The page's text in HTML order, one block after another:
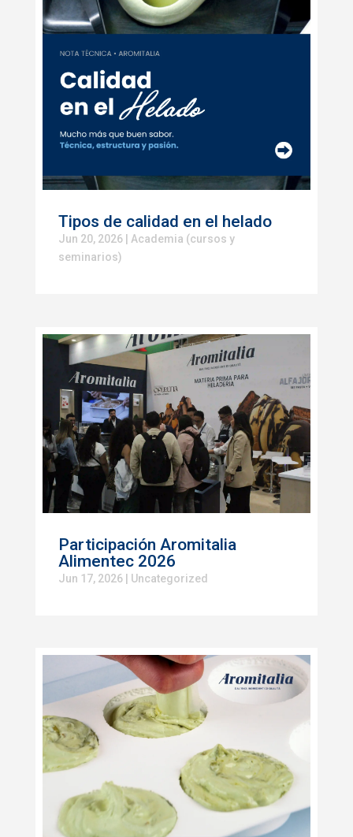
Tipos de calidad en el helado
Jun 20, 2026| Academia (cursos y
seminarios)
Participación Aromitalia
Alimentec 2026
Jun 17, 2026| Uncategorized